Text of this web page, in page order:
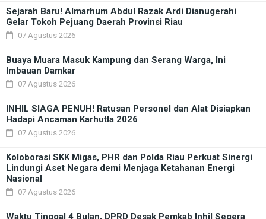
Sejarah Baru! Almarhum Abdul Razak Ardi Dianugerahi
Gelar Tokoh Pejuang Daerah Provinsi Riau
07 Agustus 2026
Buaya Muara Masuk Kampung dan Serang Warga, Ini
Imbauan Damkar
07 Agustus 2026
INHIL SIAGA PENUH! Ratusan Personel dan Alat Disiapkan
Hadapi Ancaman Karhutla 2026
07 Agustus 2026
Koloborasi SKK Migas, PHR dan Polda Riau Perkuat Sinergi
Lindungi Aset Negara demi Menjaga Ketahanan Energi
Nasional
07 Agustus 2026
Waktu Tinggal 4 Bulan, DPRD Desak Pemkab Inhil Segera